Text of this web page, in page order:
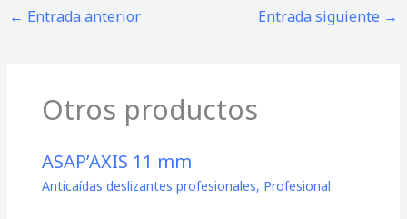
← Entrada anterior Entrada siguiente →
Otros productos
ASAP’AXIS 11 mm
Anticaídas deslizantes profesionales, Profesional